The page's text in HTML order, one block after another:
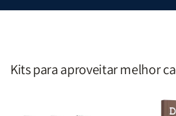
Kits para aproveitar melhor